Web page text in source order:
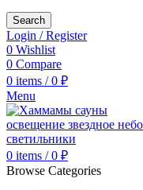
Search
Login / Register
0 Wishlist
0 Compare
0 items / 0 ₽
Menu
0 items / 0 ₽
Browse Categories